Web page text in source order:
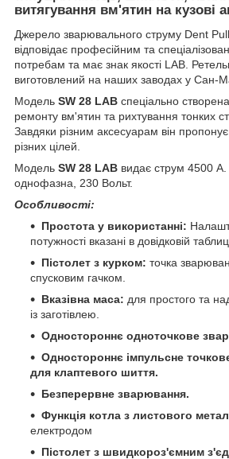
витягування вм'ятин на кузові
Джерело зварювального струму Dent
відповідає професійним та
потребам та має знак якості LAB.
виготовлений на наших заводах у Сан-
Модель SW 28 LAB спеціально
ремонту вм'ятин та рихтування тонких
Завдяки різним аксесуарам він пропонує
різних цілей.
Модель SW 28 LAB видає струм 4500
однофазна, 230 Вольт.
Особливості:
Простота у використанні:
потужності вказані в довідковій
Пістолет з курком: точка
спусковим гачком.
Вказівна маса: для простого та
із заготівлею.
Одностороннє одноточкове
Одностороннє імпульсне
для клаптевого шиття.
Безперервне зварювання.
Функція котла з листового
електродом
Пістолет з швидкороз'ємним